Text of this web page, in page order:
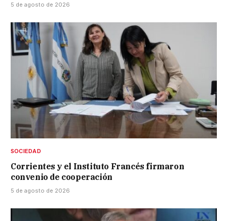
5 de agosto de 2026
SOCIEDAD
Corrientes y el Instituto Francés firmaron
convenio de cooperación
5 de agosto de 2026